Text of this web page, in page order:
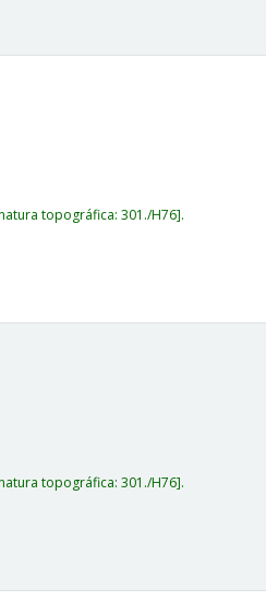
topográfica:301./H76 .
topográfica:301./H76 .